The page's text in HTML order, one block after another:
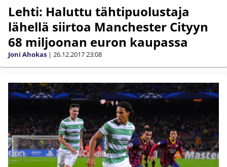
Lehti: Haluttu tähtipuolustaja
lähellä siirtoa Manchester Cityyn
68 miljoonan euron kaupassa
Joni Ahokas | 26.12.201723:08